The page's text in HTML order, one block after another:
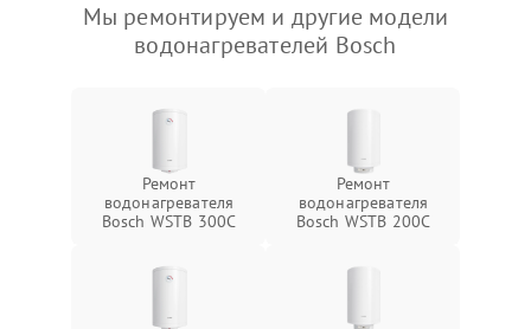
Мы ремонтируем и другие модели
водонагревателей Bosch
Ремонт
водонагревателя
Bosch WSTB 300C
Ремонт
водонагревателя
Bosch WSTB 200C